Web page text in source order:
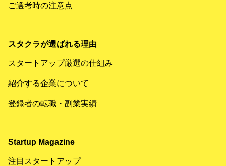
ご選考時の注意点
スタクラが選ばれる理由
スタートアップ厳選の仕組み
紹介する企業について
登録者の転職・副業実績
Startup Magazine
注目スタートアップ